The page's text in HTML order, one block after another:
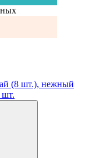
(8 шт.), нежный
шт.